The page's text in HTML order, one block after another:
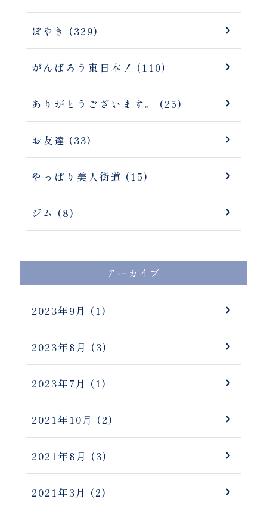
ぼやき (329)
がんばろう東日本！ (110)
ありがとうございます。 (25)
お友達 (33)
やっぱり美人街道 (15)
ジム (8)
アーカイブ
2023年9月 (1)
2023年8月 (3)
2023年7月 (1)
2021年10月 (2)
2021年8月 (3)
2021年3月 (2)